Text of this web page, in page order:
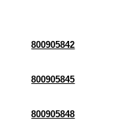
800905842
800905845
800905848